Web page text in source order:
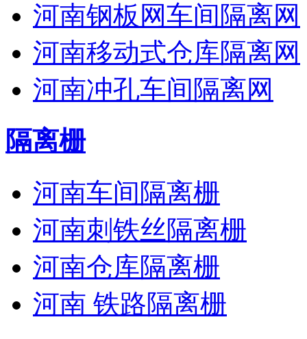
河南钢板网车间隔离网
河南移动式仓库隔离网
河南冲孔车间隔离网
隔离栅
河南车间隔离栅
河南刺铁丝隔离栅
河南仓库隔离栅
河南 铁路隔离栅